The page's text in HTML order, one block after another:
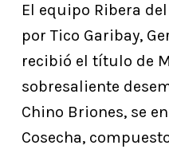
El equipo Ribera
por Tico Garibay,
recibió el título de
sobresaliente
Chino Briones, se
Cosecha,